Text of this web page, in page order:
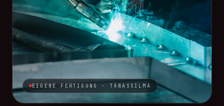
EIGENE FERTIGUNG · TÄNASSILMA